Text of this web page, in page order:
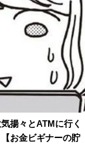
揚々とATMに行く
お金ビギナーの貯